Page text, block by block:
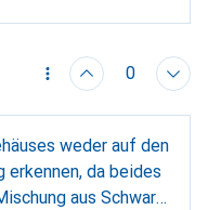
0
weder auf den
erkennen, da beides
aus Schwarz